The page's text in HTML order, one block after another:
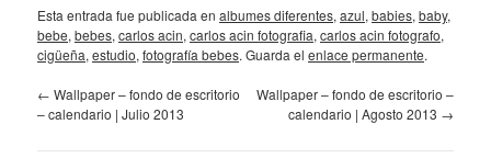
Esta entrada fue publicada en albumes diferentes, azul, babies, baby,
bebe, bebes, carlos acin, carlos acin fotografia, carlos acin fotografo,
cigüeña, estudio, fotografía bebes. Guarda el enlace permanente.
← Wallpaper – fondo de escritorio
– calendario | Julio 2013
Wallpaper – fondo de escritorio –
calendario | Agosto 2013 →